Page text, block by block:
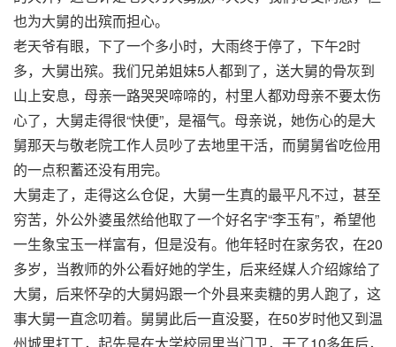
也为大舅的出殡而担心。
老天爷有眼，下了一个多小时，大雨终于停了，下午2时
多，大舅出殡。我们兄弟姐妹5人都到了，送大舅的骨灰到
山上安息，母亲一路哭哭啼啼的，村里人都劝母亲不要太伤
心了，大舅走得很“快便”，是福气。母亲说，她伤心的是大
舅那天与敬老院工作人员吵了去地里干活，而舅舅省吃俭用
的一点积蓄还没有用完。
大舅走了，走得这么仓促，大舅一生真的最平凡不过，甚至
穷苦，外公外婆虽然给他取了一个好名字“李玉有”，希望他
一生象宝玉一样富有，但是没有。他年轻时在家务农，在20
多岁，当教师的外公看好她的学生，后来经媒人介绍嫁给了
大舅，后来怀孕的大舅妈跟一个外县来卖糖的男人跑了，这
事大舅一直念叨着。舅舅此后一直没娶，在50岁时他又到温